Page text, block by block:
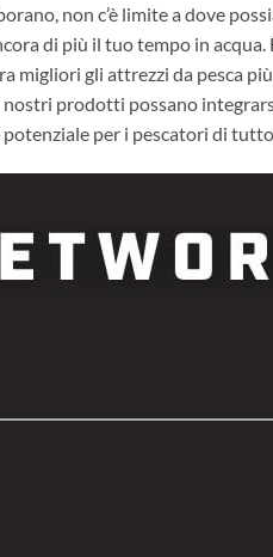
non c’è limite a dove
di più il tuo tempo in acqua.
migliori gli attrezzi da pesca
prodotti possano
per i pescatori di